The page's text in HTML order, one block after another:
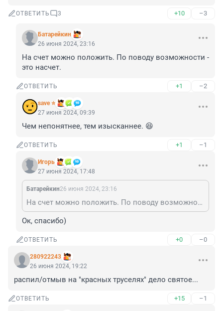
ОТВЕТИТЬ 3 +10 –3
Батарейкин
26 июня 2024, 23:16
На счет можно положить. По поводу возможности -
это насчет.
ОТВЕТИТЬ +1 –2
save ⭐
27 июня 2024, 09:39
Чем непонятнее, тем изысканнее. 😆
ОТВЕТИТЬ +1 –1
Игoрь
27 июня 2024, 17:48
Батарейкин26 июня 2024, 23:16
На счет можно положить. По поводу возможности - это насчет.
Ок, спасибо)
ОТВЕТИТЬ +0 –0
280922243
26 июня 2024, 19:22
распил/отмыв на "красных труселях" дело святое...
ОТВЕТИТЬ +15 –1